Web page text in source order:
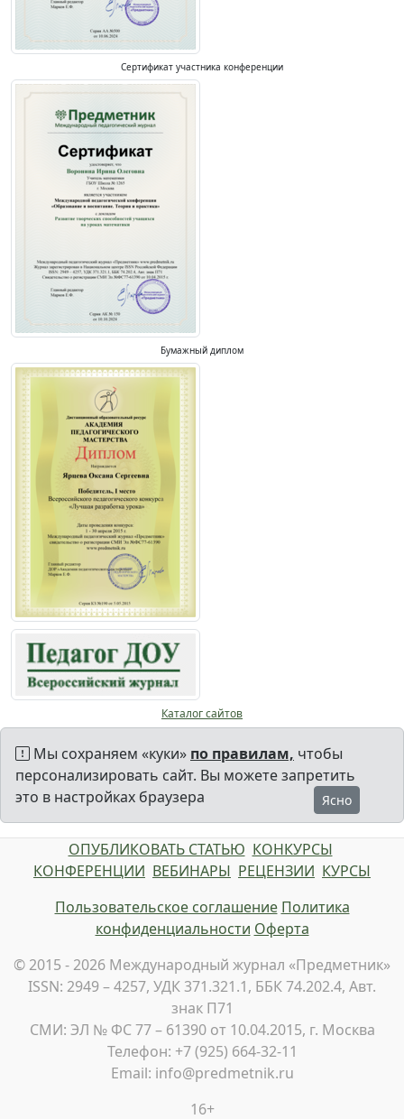
Сертификат участника конференции
Бумажный диплом
Каталог сайтов
Мы сохраняем «куки» по правилам, чтобы
персонализировать сайт. Вы можете запретить
это в настройках браузера
Ясно
ОПУБЛИКОВАТЬ СТАТЬЮ КОНКУРСЫ
КОНФЕРЕНЦИИ ВЕБИНАРЫ РЕЦЕНЗИИ КУРСЫ
Пользовательское соглашение Политика
конфиденциальности Оферта
© 2015 - 2026 Международный журнал «Предметник»
ISSN: 2949 – 4257, УДК 371.321.1, ББК 74.202.4, Авт.
знак П71
СМИ: ЭЛ № ФС 77 – 61390 от 10.04.2015, г. Москва
Телефон: +7 (925) 664-32-11
Email: info@predmetnik.ru
16+